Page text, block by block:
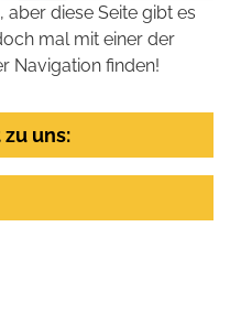
diese Seite gibt es
mal mit einer der
Navigation finden!
uns: